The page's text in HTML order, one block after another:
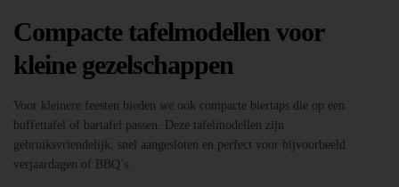
Compacte tafelmodellen voor
kleine gezelschappen
Voor kleinere feesten bieden we ook compacte biertaps die op een
buffettafel of bartafel passen. Deze tafelmodellen zijn
gebruiksvriendelijk, snel aangesloten en perfect voor bijvoorbeeld
verjaardagen of BBQ’s.